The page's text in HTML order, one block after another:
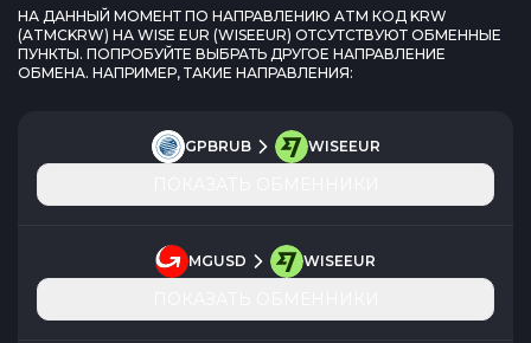
НА ДАННЫЙ МОМЕНТ ПО НАПРАВЛЕНИЮ ATM КОД KRW
(ATMCKRW) НА WISE EUR (WISEEUR) ОТСУТСТВУЮТ ОБМЕННЫЕ
ПУНКТЫ. ПОПРОБУЙТЕ ВЫБРАТЬ ДРУГОЕ НАПРАВЛЕНИЕ
ОБМЕНА. НАПРИМЕР, ТАКИЕ НАПРАВЛЕНИЯ:
GPBRUB WISEEUR
MGUSD WISEEUR